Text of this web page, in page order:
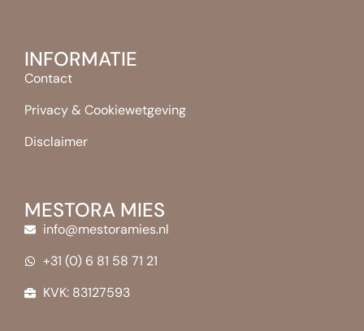
INFORMATIE
Contact
Privacy & Cookiewetgeving
Disclaimer
MESTORA MIES
info@mestoramies.nl
+31 (0) 6 81 58 71 21
KVK: 83127593